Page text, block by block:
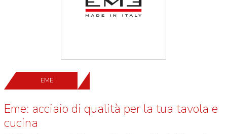
EME
Eme: acciaio di qualità per la tua tavola e
cucina